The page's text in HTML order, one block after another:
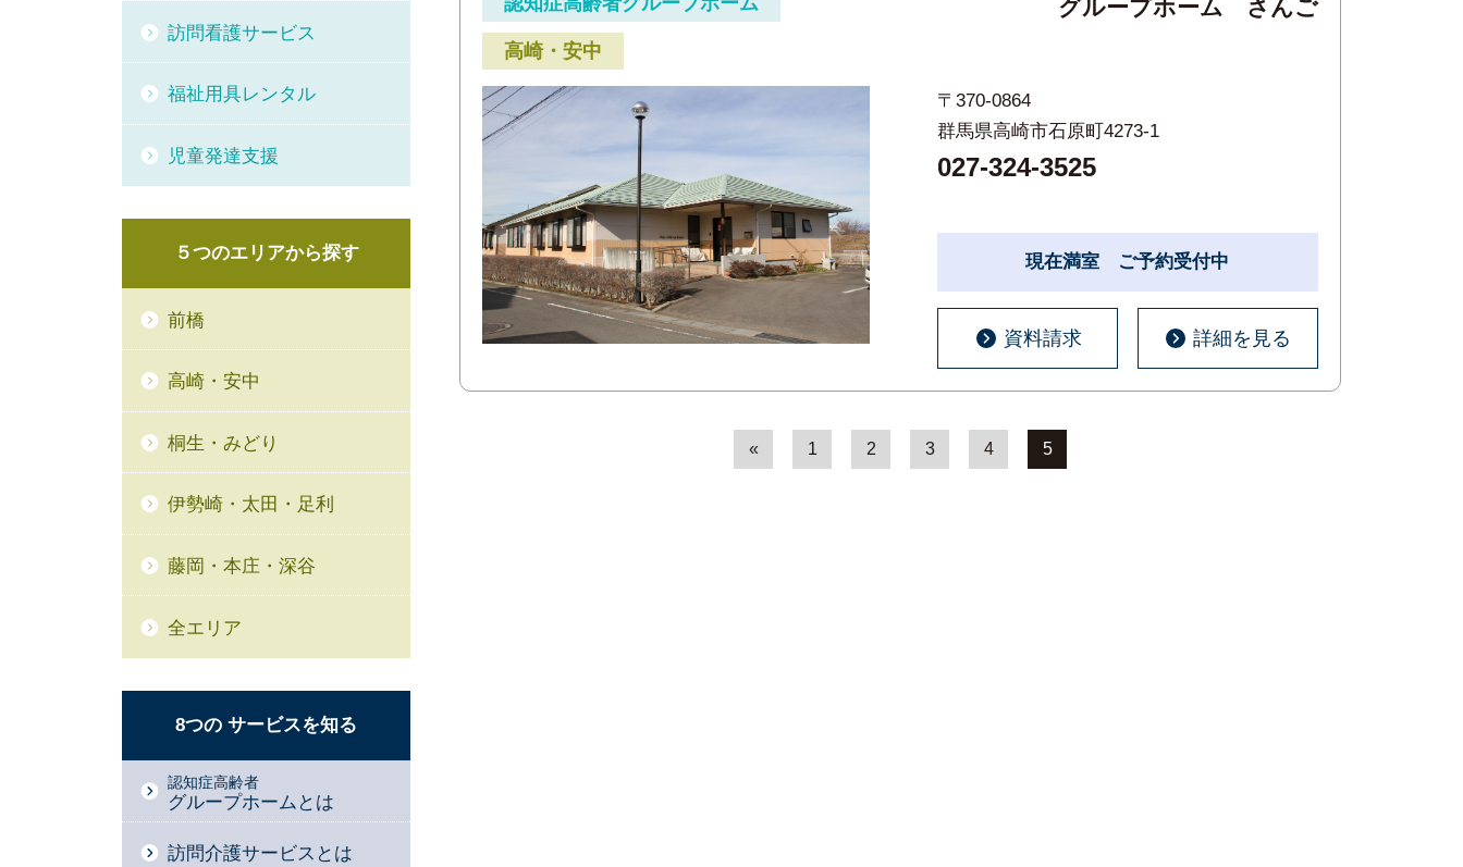
グループホーム さんご
高崎・安中
〒370-0864
群馬県高崎市石原町4273-1
027-324-3525
現在満室 ご予約受付中
資料請求 詳細を見る
« 1 2 3 4 5
訪問看護サービス
福祉用具レンタル
児童発達支援
５つのエリアから探す
前橋
高崎・安中
桐生・みどり
伊勢崎・太田・足利
藤岡・本庄・深谷
全エリア
8つの サービスを知る
認知症高齢者
グループホームとは
訪問介護サービスとは